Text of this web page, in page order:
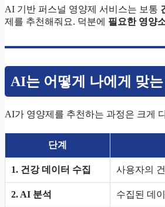
AI 기반 퍼스널 영양제 서비스는 보통
제를 추천해줘요. 덕분에 필요한 영양
AI는 어떻게 나에게 맞
AI가 영양제를 추천하는 과정은 크게
단계
1. 건강 데이터 수집 사용자의
2. AI 분석 수집된 데